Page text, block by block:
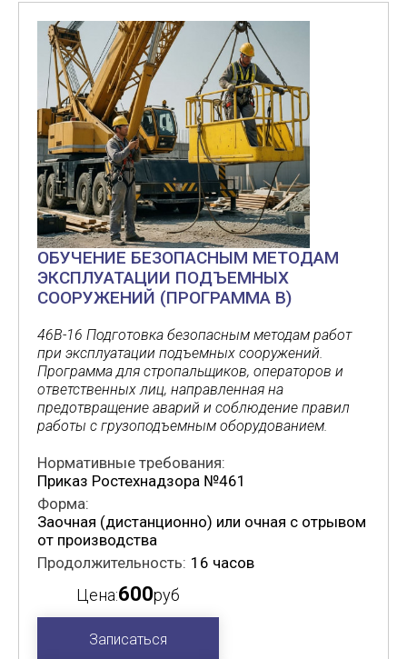
ОБУЧЕНИЕ БЕЗОПАСНЫМ МЕТОДАМ
ЭКСПЛУАТАЦИИ ПОДЪЕМНЫХ
СООРУЖЕНИЙ (ПРОГРАММА В)
46В-16 Подготовка безопасным методам работ
при эксплуатации подъемных сооружений.
Программа для стропальщиков, операторов и
ответственных лиц, направленная на
предотвращение аварий и соблюдение правил
работы с грузоподъемным оборудованием.
Нормативные требования:
Приказ Ростехнадзора №461
Форма:
Заочная (дистанционно) или очная с отрывом
от производства
Продолжительность: 16 часов
Цена:600руб
Записаться